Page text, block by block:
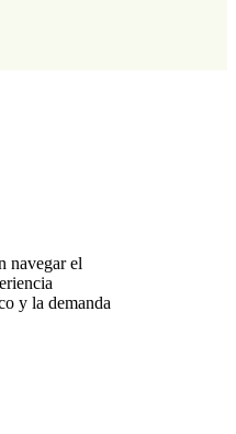
navegar el
y la demanda